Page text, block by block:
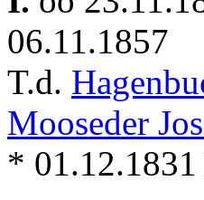
06.11.1857
T.d.
Mooseder
*